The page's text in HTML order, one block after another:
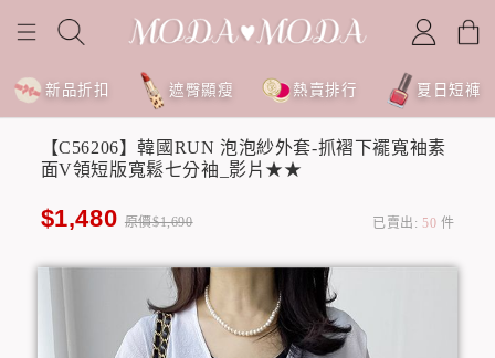
新品折扣 遮臀顯瘦 熱賣排行 夏日短褲
【C56206】韓國RUN 泡泡紗外套-抓褶下襬寬袖素
面V領短版寬鬆七分袖_影片★★
$1,480 原價$1,690 已賣出: 50 件